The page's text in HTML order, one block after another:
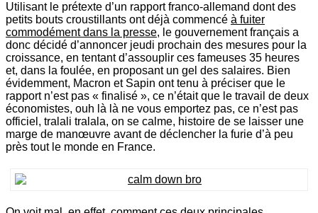
Utilisant le prétexte d’un rapport franco-allemand dont des
petits bouts croustillants ont déjà commencé à fuiter
commodément dans la presse, le gouvernement français a
donc décidé d’annoncer jeudi prochain des mesures pour la
croissance, en tentant d’assouplir ces fameuses 35 heures
et, dans la foulée, en proposant un gel des salaires. Bien
évidemment, Macron et Sapin ont tenu à préciser que le
rapport n’est pas « finalisé », ce n’était que le travail de deux
économistes, ouh là là ne vous emportez pas, ce n’est pas
officiel, tralali tralala, on se calme, histoire de se laisser une
marge de manœuvre avant de déclencher la furie d’à peu
près tout le monde en France.